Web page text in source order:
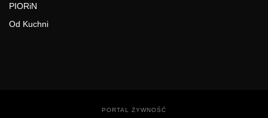
PIORiN
Od Kuchni
PORTAL ŻYWNOŚĆ